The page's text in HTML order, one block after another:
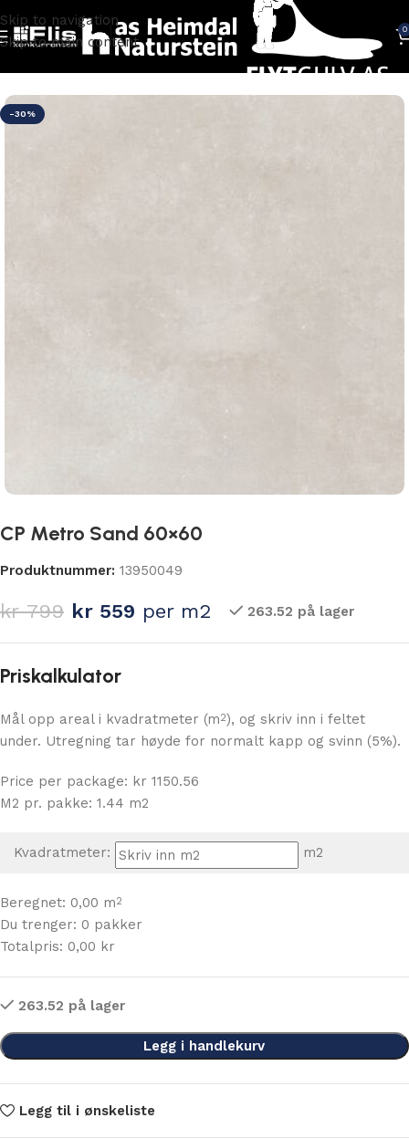
Skip to navigation
Skip to main content
0
-30%
CP Metro Sand 60×60
Produktnummer: 13950049
kr799 kr 559 per m2 263.52 på lager
Priskalkulator
Mål opp areal i kvadratmeter (m2), og skriv inn i feltet
under. Utregning tar høyde for normalt kapp og svinn (5%).
Price per package: kr 1150.56
M2 pr. pakke: 1.44 m2
Kvadratmeter: m2
Beregnet: 0,00 m2
Du trenger: 0 pakker
Totalpris: 0,00 kr
263.52 på lager
Legg i handlekurv
Legg til i ønskeliste